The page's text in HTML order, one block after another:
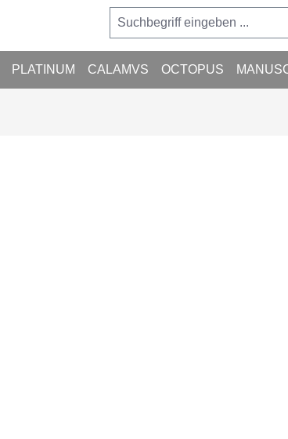
PLATINUM CALAMVS OCTOPUS